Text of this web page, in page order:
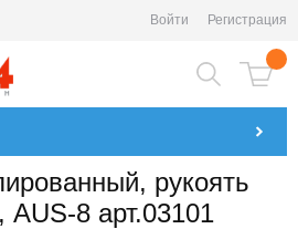
Войти Регистрация
рукоять
AUS-8 арт.03101